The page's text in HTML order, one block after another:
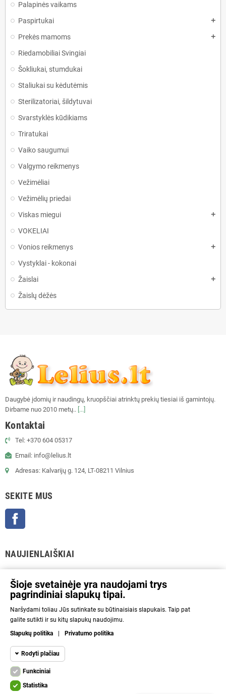
Palapinės vaikams
Paspirtukai
add
Prekės mamoms add
Riedamobiliai Svingiai
Šokliukai, stumdukai
Staliukai su kėdutėmis
Sterilizatoriai, šildytuvai
Svarstyklės kūdikiams
Triratukai
Vaiko saugumui
Valgymo reikmenys
Vežimėliai
Vežimėlių priedai
Viskas miegui
add
VOKELIAI
Vonios reikmenys
add
Vystyklai - kokonai
Žaislai
add
Žaislų dėžės
Daugybė įdomių ir naudingų, kruopščiai atrinktų prekių tiesiai iš gamintojų.
Dirbame nuo 2010 metų.. [...]
Kontaktai
Tel: +370 604 05317
Email: info@lelius.lt
Adresas: Kalvarijų g. 124, LT-08211 Vilnius
SEKITE MUS
NAUJIENLAIŠKIAI
informaciją rasite parduotuvės taisyklėse.
Aš sutinku su Privatumo politika ir asmens duomenų tvarkymu.
INFORMACIJA
NAUDINGA
Šioje svetainėje yra naudojami trys
pagrindiniai slapukų tipai.
Naršydami toliau Jūs sutinkate su būtinaisiais slapukais. Taip pat
galite sutikti ir su kitų slapukų naudojimu.
Slapukų politika
Privatumo politika
Rodyti plačiau
Funkciniai
Funkciniai
Statistika